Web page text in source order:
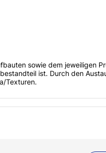
sowie dem jeweiligen
ist. Durch den
Texturen.